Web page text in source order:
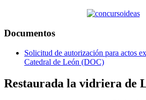
Documentos
Solicitud de autorización para actos
Catedral de León (DOC)
Restaurada la vidriera de